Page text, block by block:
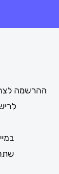
ההרשמה